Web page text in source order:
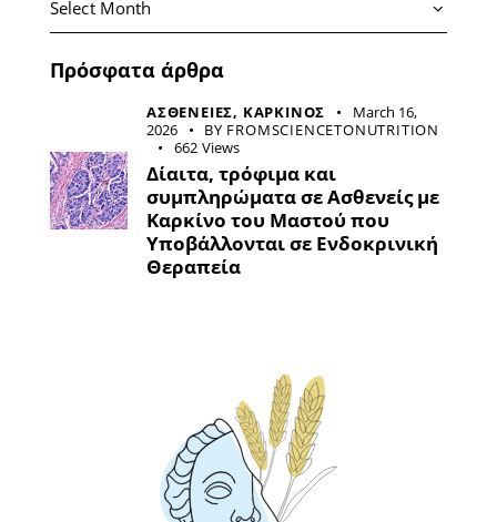
Πρόσφατα άρθρα
ΑΣΘΕΝΕΙΕΣ, ΚΑΡΚΙΝΟΣ
March 16,
2026
BY FROMSCIENCETONUTRITION
662 Views
Δίαιτα, τρόφιμα και
συμπληρώματα σε Ασθενείς με
Καρκίνο του Μαστού που
Υποβάλλονται σε Ενδοκρινική
Θεραπεία